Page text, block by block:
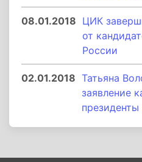
08.01.2018 ЦИК
от
России
02.01.2018 Татьяна
заявление